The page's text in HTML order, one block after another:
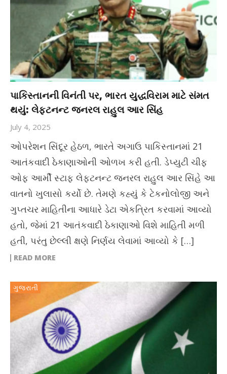
પાકિસ્તાનની વિનંતી પર, ભારત યુદ્ધવિરામ માટે સંમત
થયું: લેફ્ટનન્ટ જનરલ રાહુલ આર સિંહ
July 4, 2025
ઓપરેશન સિંદૂર હેઠળ, ભારતે અગાઉ પાકિસ્તાનમાં 21
આતંકવાદી ઠેકાણાઓની ઓળખ કરી હતી. ડેપ્યુટી ચીફ
ઓફ આર્મી સ્ટાફ લેફ્ટનન્ટ જનરલ રાહુલ આર સિંહે આ
વાતનો ખુલાસો કર્યો છે. તેમણે કહ્યું કે ટેકનોલોજી અને
ગુપ્તચર માહિતીના આધારે ડેટા એકત્રિત કરવામાં આવ્યો
હતો, જેમાં 21 આતંકવાદી ઠેકાણાઓ વિશે માહિતી મળી
હતી, પરંતુ છેલ્લી ક્ષણે નિર્ણય લેવામાં આવ્યો કે […]
READ MORE
ગુજરાતી